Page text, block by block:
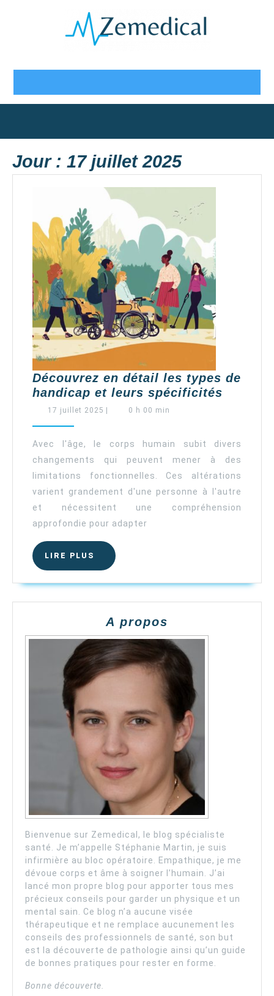
Button
Jour : 17 juillet 2025
Découvrez en détail les types de
handicap et leurs spécificités
types
de
et
leurs
17 juillet 2025 17
0 h 00 min
Avec l'âge, le corps humain subit divers
changements qui peuvent mener à des
limitations fonctionnelles. Ces altérations
varient grandement d'une personne à l'autre
et nécessitent une compréhension
approfondie pour adapter
LIRE PLUS
LIRE
PLUS
A propos
Bienvenue sur Zemedical, le blog spécialiste
santé. Je m’appelle Stéphanie Martin, je suis
infirmière au bloc opératoire. Empathique, je me
dévoue corps et âme à soigner l’humain. J’ai
lancé mon propre blog pour apporter tous mes
précieux conseils pour garder un physique et un
mental sain. Ce blog n’a aucune visée
thérapeutique et ne remplace aucunement les
conseils des professionnels de santé, son but
est la découverte de pathologie ainsi qu’un guide
de bonnes pratiques pour rester en forme.
Bonne découverte.